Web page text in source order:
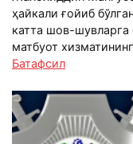
ҳайкали ғойиб
катта шов-шувларга
матбуот
Батафсил